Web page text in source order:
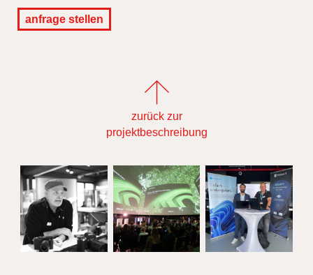
anfrage stellen
zurück zur
projektbeschreibung